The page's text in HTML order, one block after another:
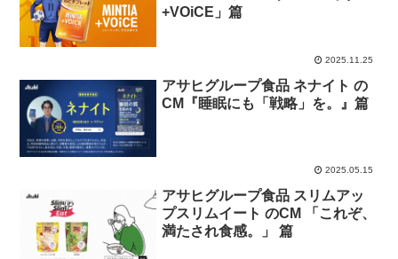
+VOiCE」篇
2025.11.25
アサヒグループ食品 ネナイト の
CM『睡眠にも「戦略」を。』篇
2025.05.15
アサヒグループ食品 スリムアッ
プスリムイート のCM 「これぞ、
満たされ食感。」 篇